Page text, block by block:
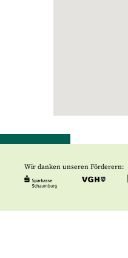
Wir danken unseren Förderern: